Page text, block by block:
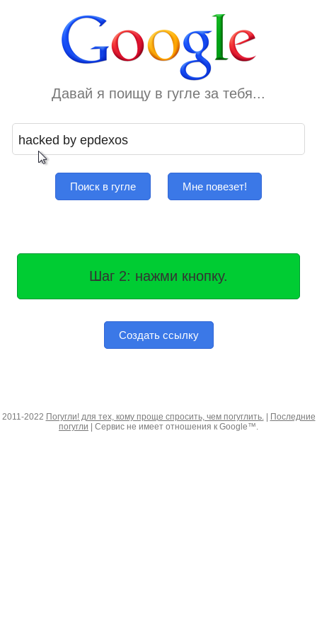
Давай я поищу в гугле за тебя...
Поиск в гугле Мне повезет!
Шаг 2: нажми кнопку.
Создать ссылку
2011-2022 Погугли! для тех, кому проще спросить, чем погуглить.|
Последние
погугли | Сервис не имеет отношения к Google™.